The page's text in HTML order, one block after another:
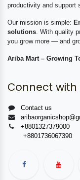
productivity and support
Our mission is simple:
solutions . With quality
you grow more — and
Ariba Mart – Growing
Connect with
Contact us
+8801327379000
+8801736067390